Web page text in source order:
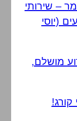
– שירותי
(יוסי
מושלם,